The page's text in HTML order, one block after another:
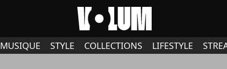
MUSIQUE STYLE COLLECTIONS LIFESTYLE